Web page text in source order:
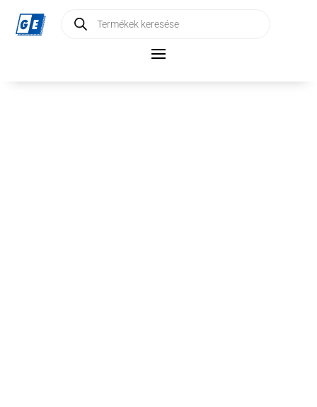
search